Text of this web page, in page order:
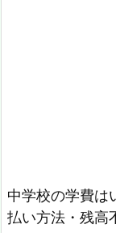
中学校の学費は
払い方法・残高